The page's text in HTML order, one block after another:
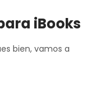
iBooks
bien, vamos a